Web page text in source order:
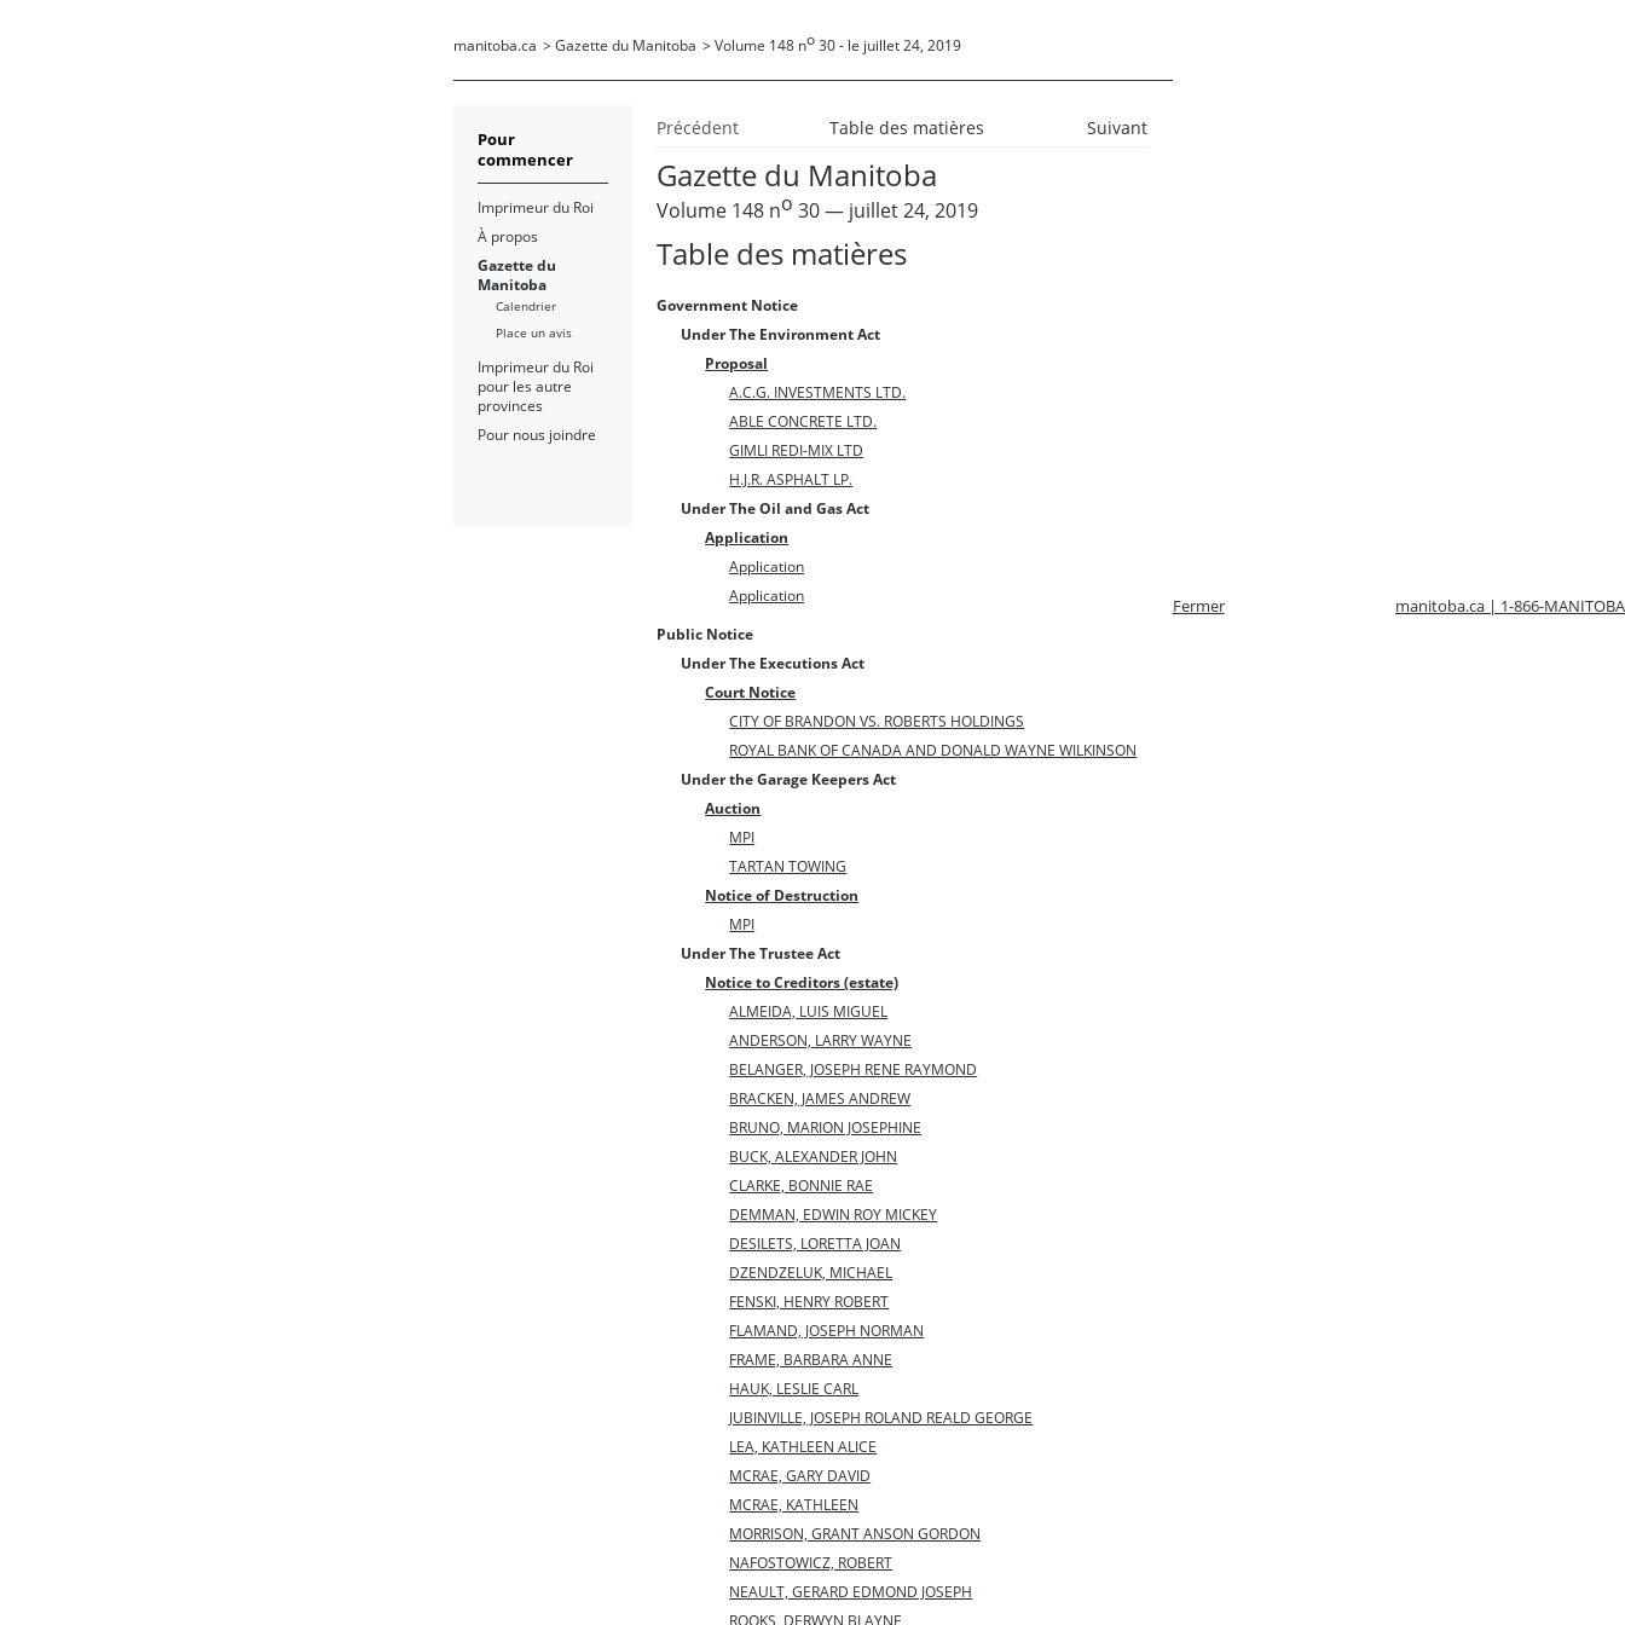
manitoba.ca > Gazette du Manitoba > Volume 148 no30 - le juillet 24, 2019
Précédent Table des matières Suivant
Gazette du Manitoba
Volume 148 no 30 — juillet 24, 2019
Table des matières
Government Notice
Under The Environment Act
Proposal
A.C.G. INVESTMENTS LTD.
ABLE CONCRETE LTD.
GIMLI REDI-MIX LTD
H.J.R. ASPHALT LP.
Under The Oil and Gas Act
Application
Application
Application
Public Notice
Under The Executions Act
Court Notice
CITY OF BRANDON VS. ROBERTS HOLDINGS
ROYAL BANK OF CANADA AND DONALD WAYNE WILKINSON
Under the Garage Keepers Act
Auction
MPI
TARTAN TOWING
Notice of Destruction
MPI
Under The Trustee Act
Notice to Creditors (estate)
ALMEIDA, LUIS MIGUEL
ANDERSON, LARRY WAYNE
BELANGER, JOSEPH RENE RAYMOND
BRACKEN, JAMES ANDREW
BRUNO, MARION JOSEPHINE
BUCK, ALEXANDER JOHN
CLARKE, BONNIE RAE
DEMMAN, EDWIN ROY MICKEY
DESILETS, LORETTA JOAN
DZENDZELUK, MICHAEL
FENSKI, HENRY ROBERT
FLAMAND, JOSEPH NORMAN
FRAME, BARBARA ANNE
HAUK, LESLIE CARL
JUBINVILLE, JOSEPH ROLAND REALD GEORGE
LEA, KATHLEEN ALICE
MCRAE, GARY DAVID
MCRAE, KATHLEEN
MORRISON, GRANT ANSON GORDON
NAFOSTOWICZ, ROBERT
NEAULT, GERARD EDMOND JOSEPH
ROOKS, DERWYN BLAYNE
Pour
commencer
Imprimeur du Roi
À propos
Gazette du
Manitoba
Calendrier
Place un avis
Imprimeur du Roi
pour les autre
provinces
Pour nous joindre
Fermer manitoba.ca | 1-866-MANITOBA